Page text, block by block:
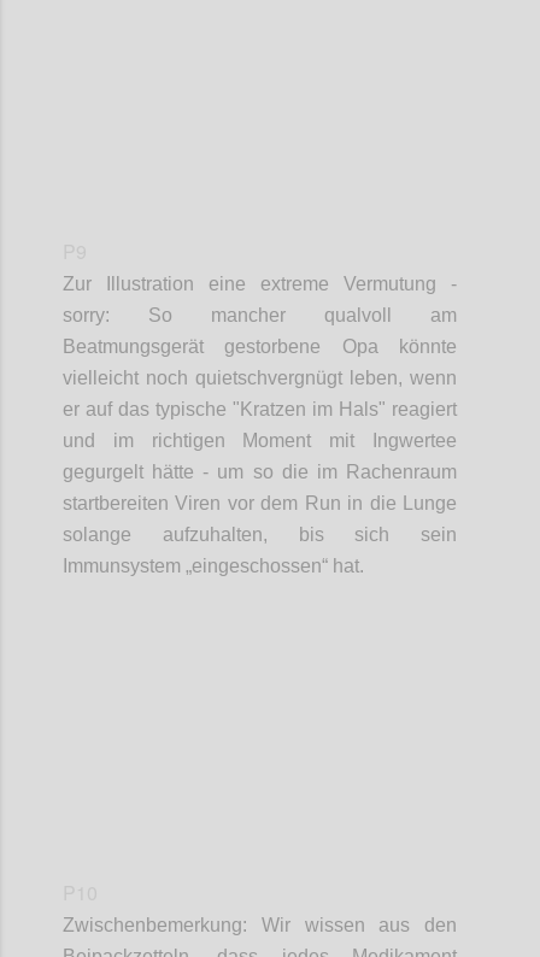
Zur Illustration eine extreme Vermutung -
sorry: So mancher qualvoll am
Beatmungsgerät gestorbene Opa könnte
vielleicht noch quietschvergnügt leben, wenn
er auf das typische "Kratzen im Hals" reagiert
und im richtigen Moment mit Ingwertee
gegurgelt hätte - um so die im Rachenraum
startbereiten Viren vor dem Run in die Lunge
solange aufzuhalten,
bis sich sein
Immunsystem „eingeschossen“ hat.
Zwischenbemerkung: Wir wissen aus den